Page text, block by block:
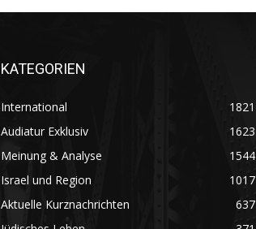
KATEGORIEN
International
1821
Audiatur Exklusiv
1623
Meinung & Analyse
1544
Israel und Region
1017
Aktuelle Kurznachrichten
637